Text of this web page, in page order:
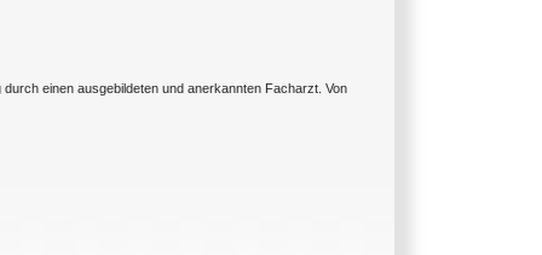
einen ausgebildeten und anerkannten Facharzt. Von